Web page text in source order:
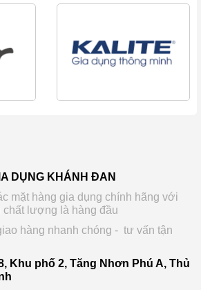
DỤNG KHÁNH ĐAN
mặt hàng gia dụng chính hãng với
lượng là hàng đầu
hàng nhanh chóng - tư vấn tận
Khu phố 2, Tăng Nhơn Phú A, Thủ